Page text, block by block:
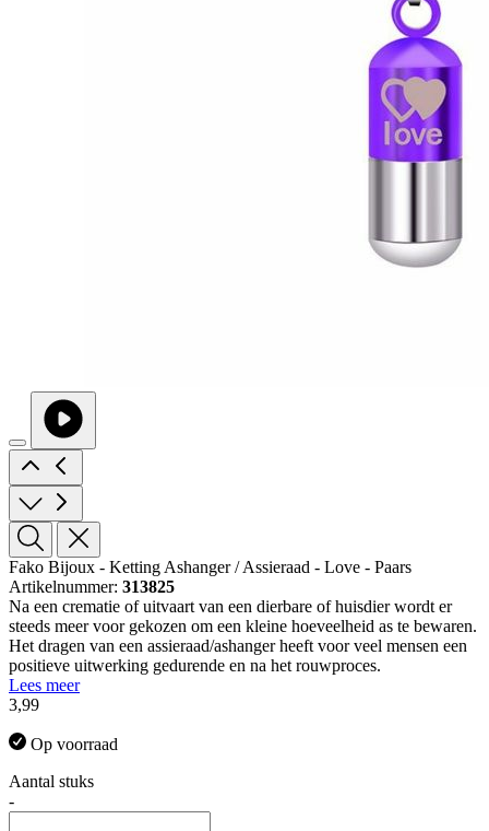
Fako Bijoux - Ketting Ashanger / Assieraad - Love - Paars
Artikelnummer: 313825
Na een crematie of uitvaart van een dierbare of huisdier wordt er
steeds meer voor gekozen om een kleine hoeveelheid as te bewaren.
Het dragen van een assieraad/ashanger heeft voor veel mensen een
positieve uitwerking gedurende en na het rouwproces.
Lees meer
3,99
Op voorraad
Aantal stuks
-